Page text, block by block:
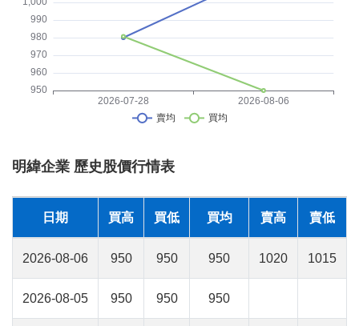
明緯企業 歷史股價行情表
日期 買高 買低 買均 賣高 賣低
2026-08-06 950 950 950 1020 1015
2026-08-05 950 950 950